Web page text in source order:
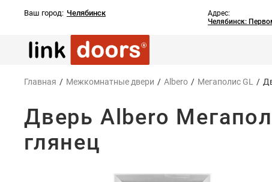
Ваш город: Челябинск
Адрес:
Челябинск:
Главная / Межкомнатные двери / Albero / Мегаполис GL /
Дверь Albero
глянец